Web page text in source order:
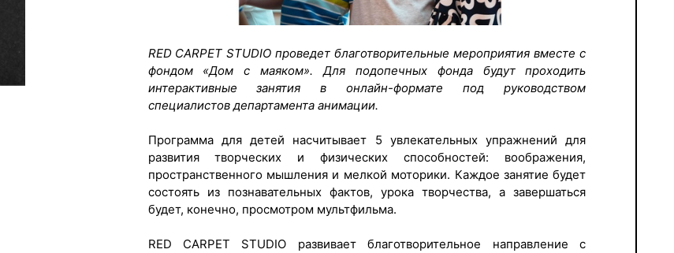
RED CARPET STUDIO проведет благотворительные мероприятия вместе с
фондом «Дом с маяком». Для подопечных фонда будут проходить
интерактивные занятия в онлайн-формате под руководством
специалистов департамента анимации.
Программа для детей насчитывает 5 увлекательных упражнений для
развития творческих и физических способностей: воображения,
пространственного мышления и мелкой моторики. Каждое занятие будет
состоять из познавательных фактов, урока творчества, а завершаться
будет, конечно, просмотром мультфильма.
RED CARPET STUDIO развивает благотворительное направление с